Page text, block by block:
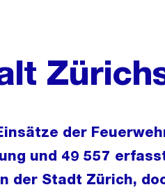
der
und 49 557
der Stadt Zürich,